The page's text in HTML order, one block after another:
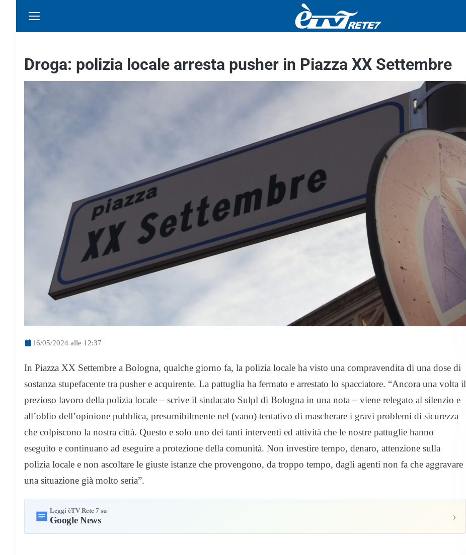
Droga: polizia locale arresta pusher in Piazza XX Settembre
16/05/2024 alle 12:37
In Piazza XX Settembre a Bologna, qualche giorno fa, la polizia locale ha visto una compravendita di una dose di
sostanza stupefacente tra pusher e acquirente. La pattuglia ha fermato e arrestato lo spacciatore. “Ancora una volta il
prezioso lavoro della polizia locale – scrive il sindacato Sulpl di Bologna in una nota – viene relegato al silenzio e
all’oblio dell’opinione pubblica, presumibilmente nel (vano) tentativo di mascherare i gravi problemi di sicurezza
che colpiscono la nostra città. Questo e solo uno dei tanti interventi ed attività che le nostre pattuglie hanno
eseguito e continuano ad eseguire a protezione della comunità. Non investire tempo, denaro, attenzione sulla
polizia locale e non ascoltare le giuste istanze che provengono, da troppo tempo, dagli agenti non fa che aggravare
una situazione già molto seria”.
Leggi èTV Rete 7 su
Google News ›